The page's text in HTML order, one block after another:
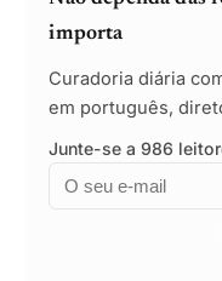
importa
Curadoria diária
em português,
Junte-se a 986
Email
Empresa